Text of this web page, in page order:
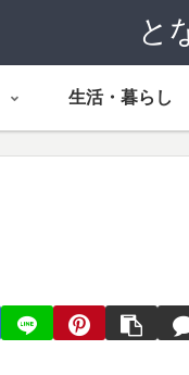
と
生活・暮らし